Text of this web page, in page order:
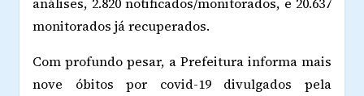
monitorados já recuperados.
Com profundo pesar, a Prefeitura informa mais
nove óbitos por covid-19 divulgados pela